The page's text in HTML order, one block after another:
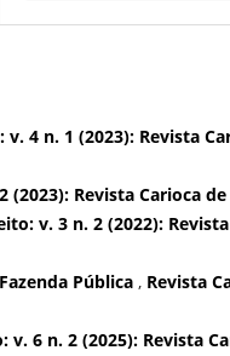
4 n. 1 (2023): Revista
(2023): Revista Carioca
v. 3 n. 2 (2022):
Pública , Revista
v. 6 n. 2 (2025): Revista